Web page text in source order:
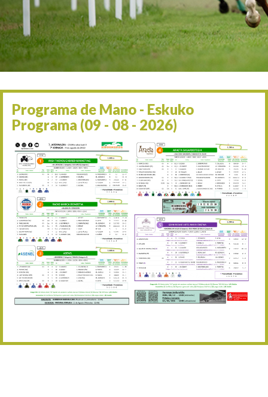
06/09 17:30 Irailaren 6a / 6 de
13/09 17:30 Irailaren 13a / 13 de
30/09 11:30 Irailaren 30a / 30 de
11/06 11:30
05/07 11:30 Uztailaren 5a / 5 de julio
12/07 11:30 Uztailaren 12a / 12 de
19/07 11:30 Uztailaren 19a / 19 de
25/07 11:30 Uztailaren 25a / 25 de
02/08 17:30 Abuztuaren 2a / 2 de
09/08 17:30 Abuztuaren 9a / 9 de
12/08 12:24 Abuztaren 12a / 12 de
15/08 17:05 Abuztuaren 15a / 15 de
30/08 17:30 Abuztuaren 30a / 30 de
Programa de Mano - Eskuko
Programa (09 - 08 - 2026)